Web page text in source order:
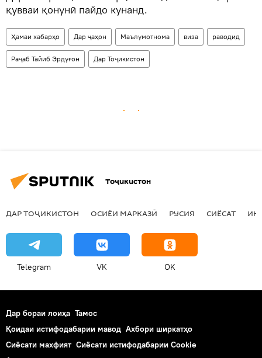
қувваи қонунӣ пайдо кунанд.
Ҳамаи хабарҳо Дар ҷаҳон Маълумотнома виза раводид
Раҷаб Тайиб Эрдуғон Дар Тоҷикистон
Тоҷикистон
ДАР ТОҶИКИСТОН ОСИЁИ МАРКАЗӢ РУСИЯ СИЁСАТ
Telegram VK OK
Дар бораи лоиҳа Тамос
Қоидаи истифодабарии мавод Ахбори ширкатҳо
Сиёсати махфият Сиёсати истифодабарии Cookie